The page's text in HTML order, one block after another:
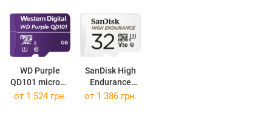
WD Purple
QD101 microSD
microSDXC 64Gb
SanDisk High
Endurance
microSD U3
от 1 524 грн. от 1 386 грн.